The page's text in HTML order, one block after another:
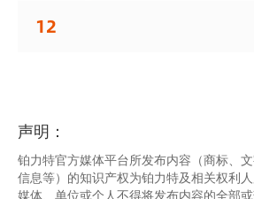
12
声明：
铂力特官方媒体平台所发布内容（商标、
信息等）的知识产权为铂力特及相关权利
媒体、单位或个人不得将发布内容的全部